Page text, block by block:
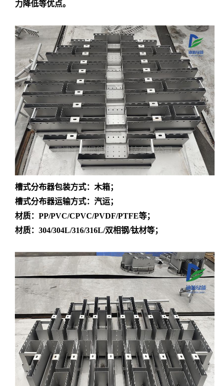
力降低等优点。
槽式分布器包装方式：木箱；
槽式分布器运输方式：汽运；
材质： PP/PVC/CPVC/PVDF/PTFE等；
材质： 304/304L/316/316L/双相钢/钛材等；